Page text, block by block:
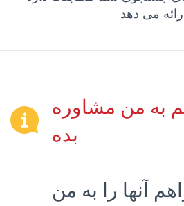
به من مشاوره
بده
آنها را به من